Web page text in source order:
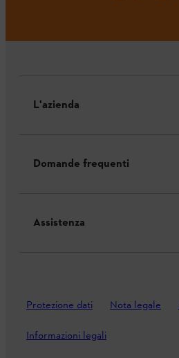
L'azienda
Domande frequenti
Assistenza
Protezione dati Nota legale
Informazioni legali